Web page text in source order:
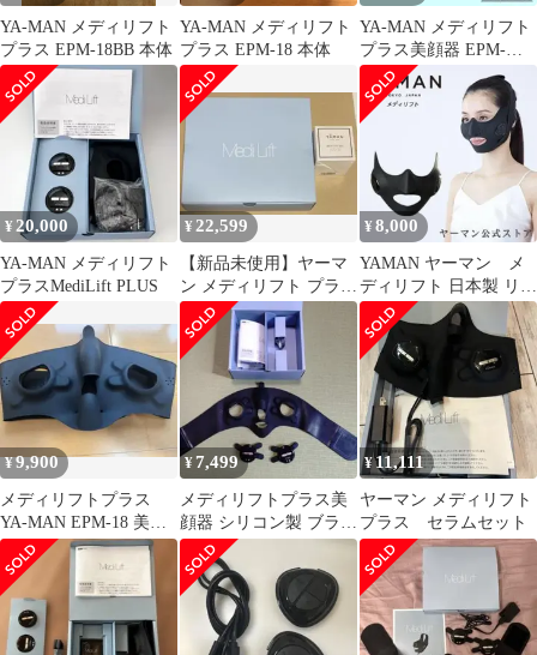
YA-MAN メディリフト
プラス EPM-18BB 本体
YA-MAN メディリフト
プラス EPM-18 本体
YA-MAN メディリフト
プラス美顔器 EPM-
18BB リフトアップ 小
顔
¥20,000
YA-MAN メディリフト
プラスMediLift PLUS
¥ 22,599
【新品未使用】ヤーマ
ン メディリフト プラ
ス ゲルセット EPM-
18BB
¥8,000
YAMAN ヤーマン メ
ディリフト 日本製 リフ
トアップ
¥9,900
メディリフトプラス
YA-MAN EPM-18 美顔
器 美容液付き
¥7,499
メディリフトプラス美
顔器 シリコン製 ブラッ
ク ヤーマン
¥11,111
ヤーマン メディリフト
プラス セラムセット